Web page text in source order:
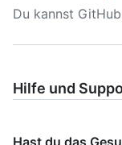
Du kannst
Hilfe und
Hast du das